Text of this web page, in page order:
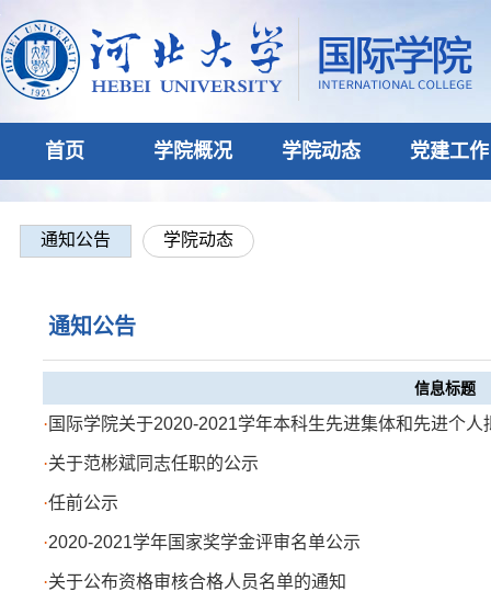
首页 学院概况 学院动态 党建工作
通知公告 学院动态
通知公告
信息标题
· 国际学院关于2020-2021学年本科生先进集体和先进个人
·关于范彬斌同志任职的公示
·任前公示
·2020-2021学年国家奖学金评审名单公示
·关于公布资格审核合格人员名单的通知